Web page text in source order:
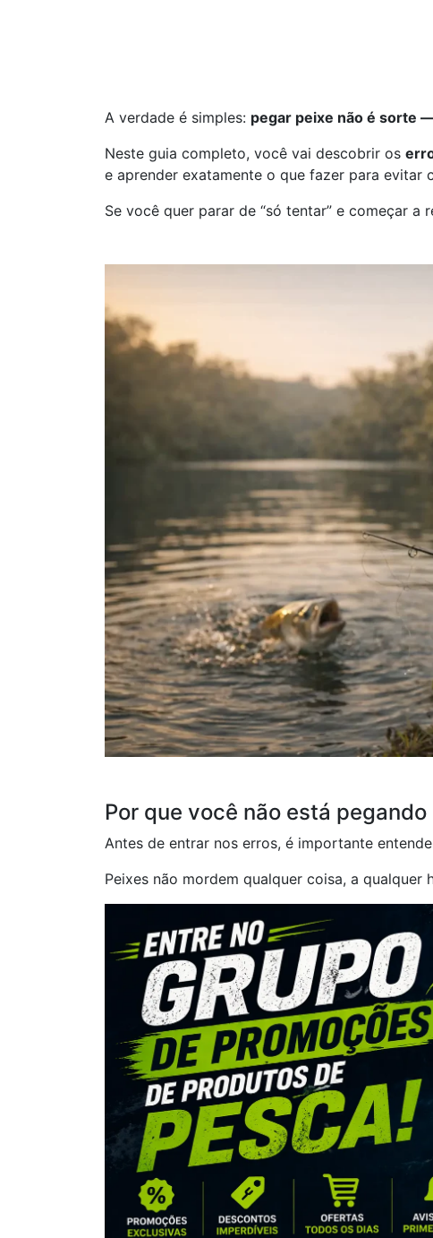
A verdade é simples: pegar peixe não é sorte
Neste guia completo, você vai descobrir os
e aprender exatamente o que fazer para evitar
Se você quer parar de “só tentar” e começar a
Por que você não está pegando
Antes de entrar nos erros, é importante
Peixes não mordem qualquer coisa, a qualquer